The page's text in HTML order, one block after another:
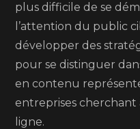
plus difficile de se
l’attention du public
développer des
pour se distinguer
en contenu
entreprises cherchant
ligne.